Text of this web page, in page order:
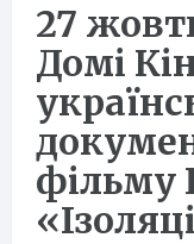
27
Домі
фільму